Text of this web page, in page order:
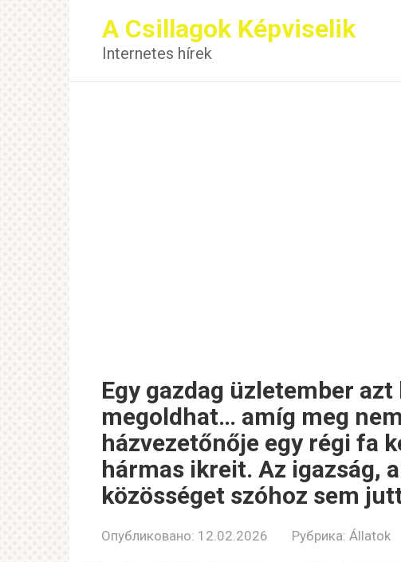
A Csillagok Képviselik
Internetes hírek
Egy gazdag üzletember
megoldhat… amíg meg
házvezetőnője egy régi fa
hármas ikreit. Az igazság,
közösséget szóhoz sem
Опубликовано: 12.02.2026 Рубрика: Állatok